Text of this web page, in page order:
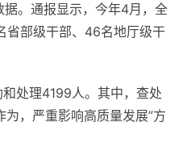
。通报显示，今年4月，全
省部级干部、46名地厅级干
处理4199人。其中，查处
，严重影响高质量发展”方